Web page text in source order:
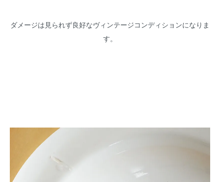
ダメージは見られず良好なヴィンテージコンディションになりま
す。